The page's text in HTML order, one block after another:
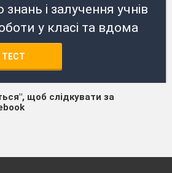
і залучення учнів
у класі та вдома
щоб слідкувати за